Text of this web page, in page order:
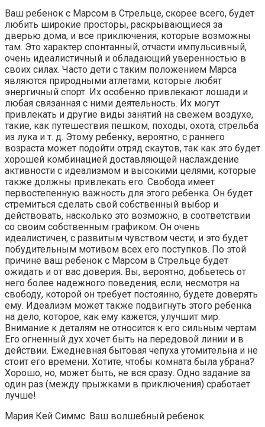
Ваш ребенок с Марсом в Стрельце, скорее всего, будет
любить широкие просторы, раскрывающиеся за
дверью дома, и все приключения, которые возможны
там. Это характер спонтанный, отчасти импульсивный,
очень идеалистичный и обладающий уверенностью в
своих силах. Часто дети с таким положением Марса
являются природными атлетами, которые любят
энергичный спорт. Их особенно привлекают лошади и
любая связанная с ними деятельность. Их могут
привлекать и другие виды занятий на свежем воздухе,
такие, как путешествия пешком, походы, охота, стрельба
из лука и т. д. Этому ребенку, вероятно, с раннего
возраста может подойти отряд скаутов, так как это будет
хорошей комбинацией доставляющей наслаждение
активности с идеализмом и высокими целями, которые
также должны привлекать его. Свобода имеет
первостепенную важность для этого ребенка. Он будет
стремиться сделать свой собственный выбор и
действовать, насколько это возможно, в соответствии
со своим собственным графиком. Он очень
идеалистичен, с развитым чувством чести, и это будет
побудительным мотивом всех его поступков. По этой
причине ваш ребенок с Марсом в Стрельце будет
ожидать и от вас доверия. Вы, вероятно, добьетесь от
него более надежного поведения, если, несмотря на
свободу, которой он требует постоянно, будете доверять
ему. Идеализм может также подвигнуть этого ребенка
на дело, которое, как ему кажется, улучшит мир.
Внимание к деталям не относится к его сильным чертам.
Его огненный дух хочет быть на передовой линии и в
действии. Ежедневная бытовая чепуха утомительна и не
стоит его времени. Хотите, чтобы комната была убрана?
Хорошо, но, может быть, не вся сразу. Одно задание за
один раз (между прыжками в приключения) сработает
лучше!
Мария Кей Симмс. Ваш волшебный ребенок.